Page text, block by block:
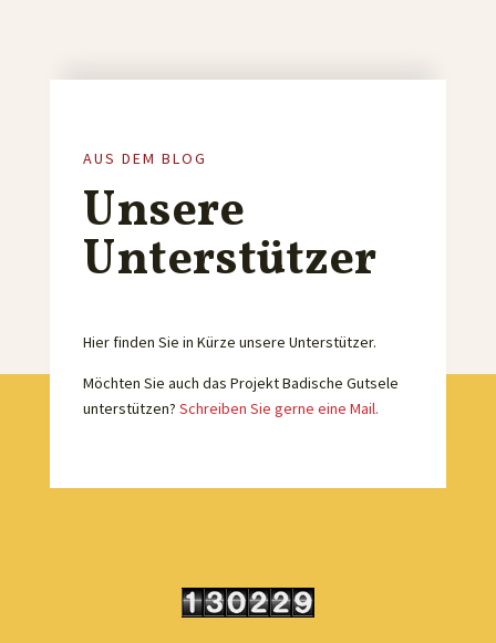
AUS DEM BLOG
Unsere
Unterstützer
Hier finden Sie in Kürze unsere Unterstützer.
Möchten Sie auch das Projekt Badische Gutsele
unterstützen? Schreiben Sie gerne eine Mail.